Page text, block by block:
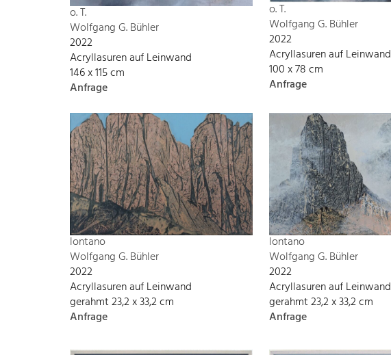
o. T.
Wolfgang G. Bühler
2022
Acryllasuren auf Leinwand
146 x 115 cm
Anfrage
o. T.
Wolfgang G. Bühler
2022
Acryllasuren auf Leinwand
100 x 78 cm
Anfrage
lontano
Wolfgang G. Bühler
2022
Acryllasuren auf Leinwand
gerahmt 23,2 x 33,2 cm
Anfrage
lontano
Wolfgang G. Bühler
2022
Acryllasuren auf Leinwand
gerahmt 23,2 x 33,2 cm
Anfrage